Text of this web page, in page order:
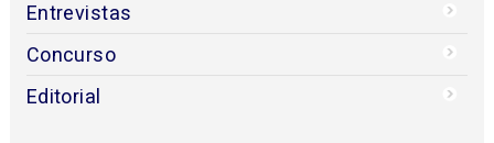
Entrevistas
Concurso
Editorial